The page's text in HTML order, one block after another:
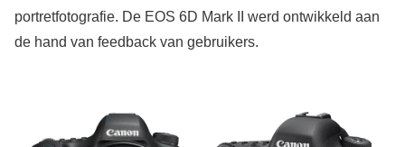
portretfotografie. De EOS 6D Mark II werd ontwikkeld aan
de hand van feedback van gebruikers.